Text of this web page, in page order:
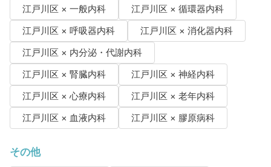
江戸川区 × 一般内科
江戸川区 × 循環器内科
江戸川区 × 呼吸器内科
江戸川区 × 消化器内科
江戸川区 × 内分泌・代謝内科
江戸川区 × 腎臓内科
江戸川区 × 神経内科
江戸川区 × 心療内科
江戸川区 × 老年内科
江戸川区 × 血液内科
江戸川区 × 膠原病科
その他